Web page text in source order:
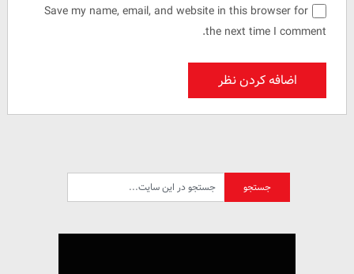
Save my name, email, and website in this browser for
the next time I comment.